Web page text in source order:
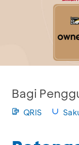
Bagi
QRIS